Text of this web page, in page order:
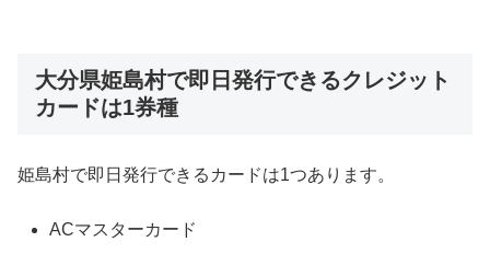
大分県姫島村で即日発行できるクレジット
カードは1券種
姫島村で即日発行できるカードは1つあります。
ACマスターカード